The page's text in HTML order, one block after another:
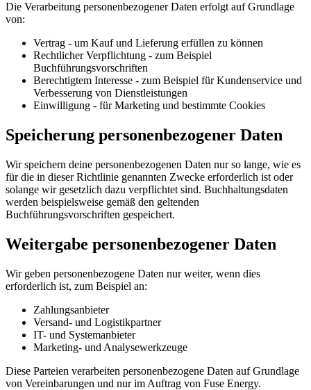
Die Verarbeitung personenbezogener Daten erfolgt auf Grundlage
von:
Vertrag - um Kauf und Lieferung erfüllen zu können
Rechtlicher Verpflichtung - zum Beispiel
Buchführungsvorschriften
Berechtigtem Interesse - zum Beispiel für Kundenservice und
Verbesserung von Dienstleistungen
Einwilligung - für Marketing und bestimmte Cookies
Speicherung personenbezogener Daten
Wir speichern deine personenbezogenen Daten nur so lange, wie es
für die in dieser Richtlinie genannten Zwecke erforderlich ist oder
solange wir gesetzlich dazu verpflichtet sind. Buchhaltungsdaten
werden beispielsweise gemäß den geltenden
Buchführungsvorschriften gespeichert.
Weitergabe personenbezogener Daten
Wir geben personenbezogene Daten nur weiter, wenn dies
erforderlich ist, zum Beispiel an:
Zahlungsanbieter
Versand- und Logistikpartner
IT- und Systemanbieter
Marketing- und Analysewerkzeuge
Diese Parteien verarbeiten personenbezogene Daten auf Grundlage
von Vereinbarungen und nur im Auftrag von Fuse Energy.